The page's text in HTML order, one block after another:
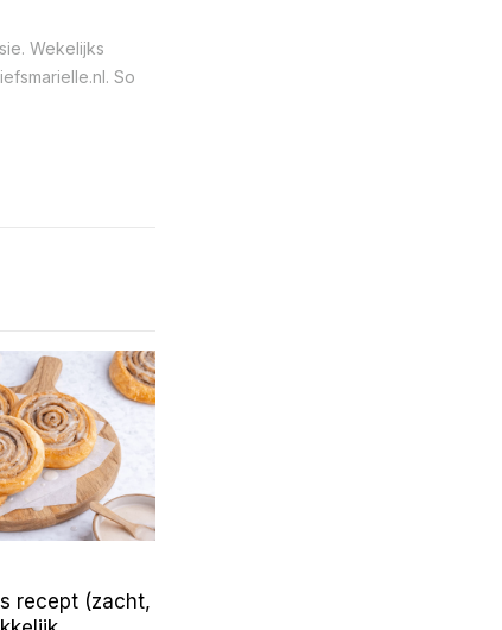
Wekelijks
So
recept (zacht,